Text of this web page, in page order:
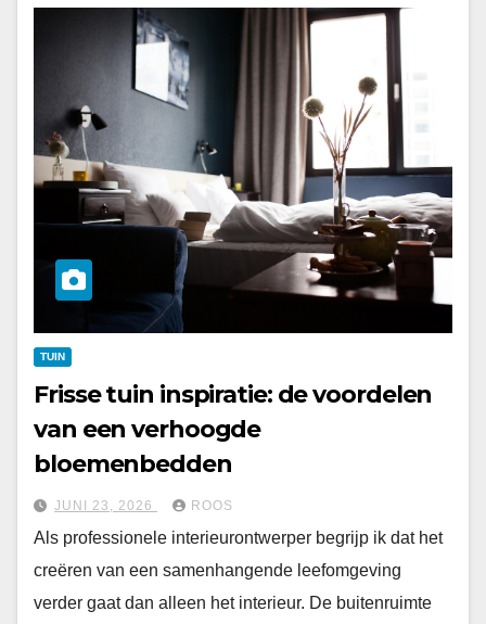
TUIN
Frisse tuin inspiratie: de voordelen
van een verhoogde
bloemenbedden
JUNI 23, 2026 ROOS
Als professionele interieurontwerper begrijp ik dat het
creëren van een samenhangende leefomgeving
verder gaat dan alleen het interieur. De buitenruimte